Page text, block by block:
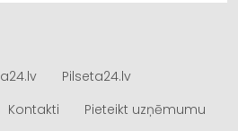
Pilseta24.lv
Kontakti
Pieteikt uzņēmumu